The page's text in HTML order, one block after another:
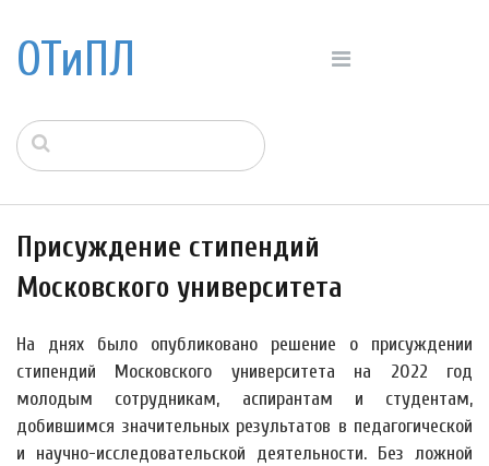
ОТиПЛ
Присуждение стипендий
Московского университета
На днях было опубликовано решение о присуждении
стипендий Московского университета на 2022 год
молодым сотрудникам, аспирантам и студентам,
добившимся значительных результатов в педагогической
и научно-исследовательской деятельности. Без ложной